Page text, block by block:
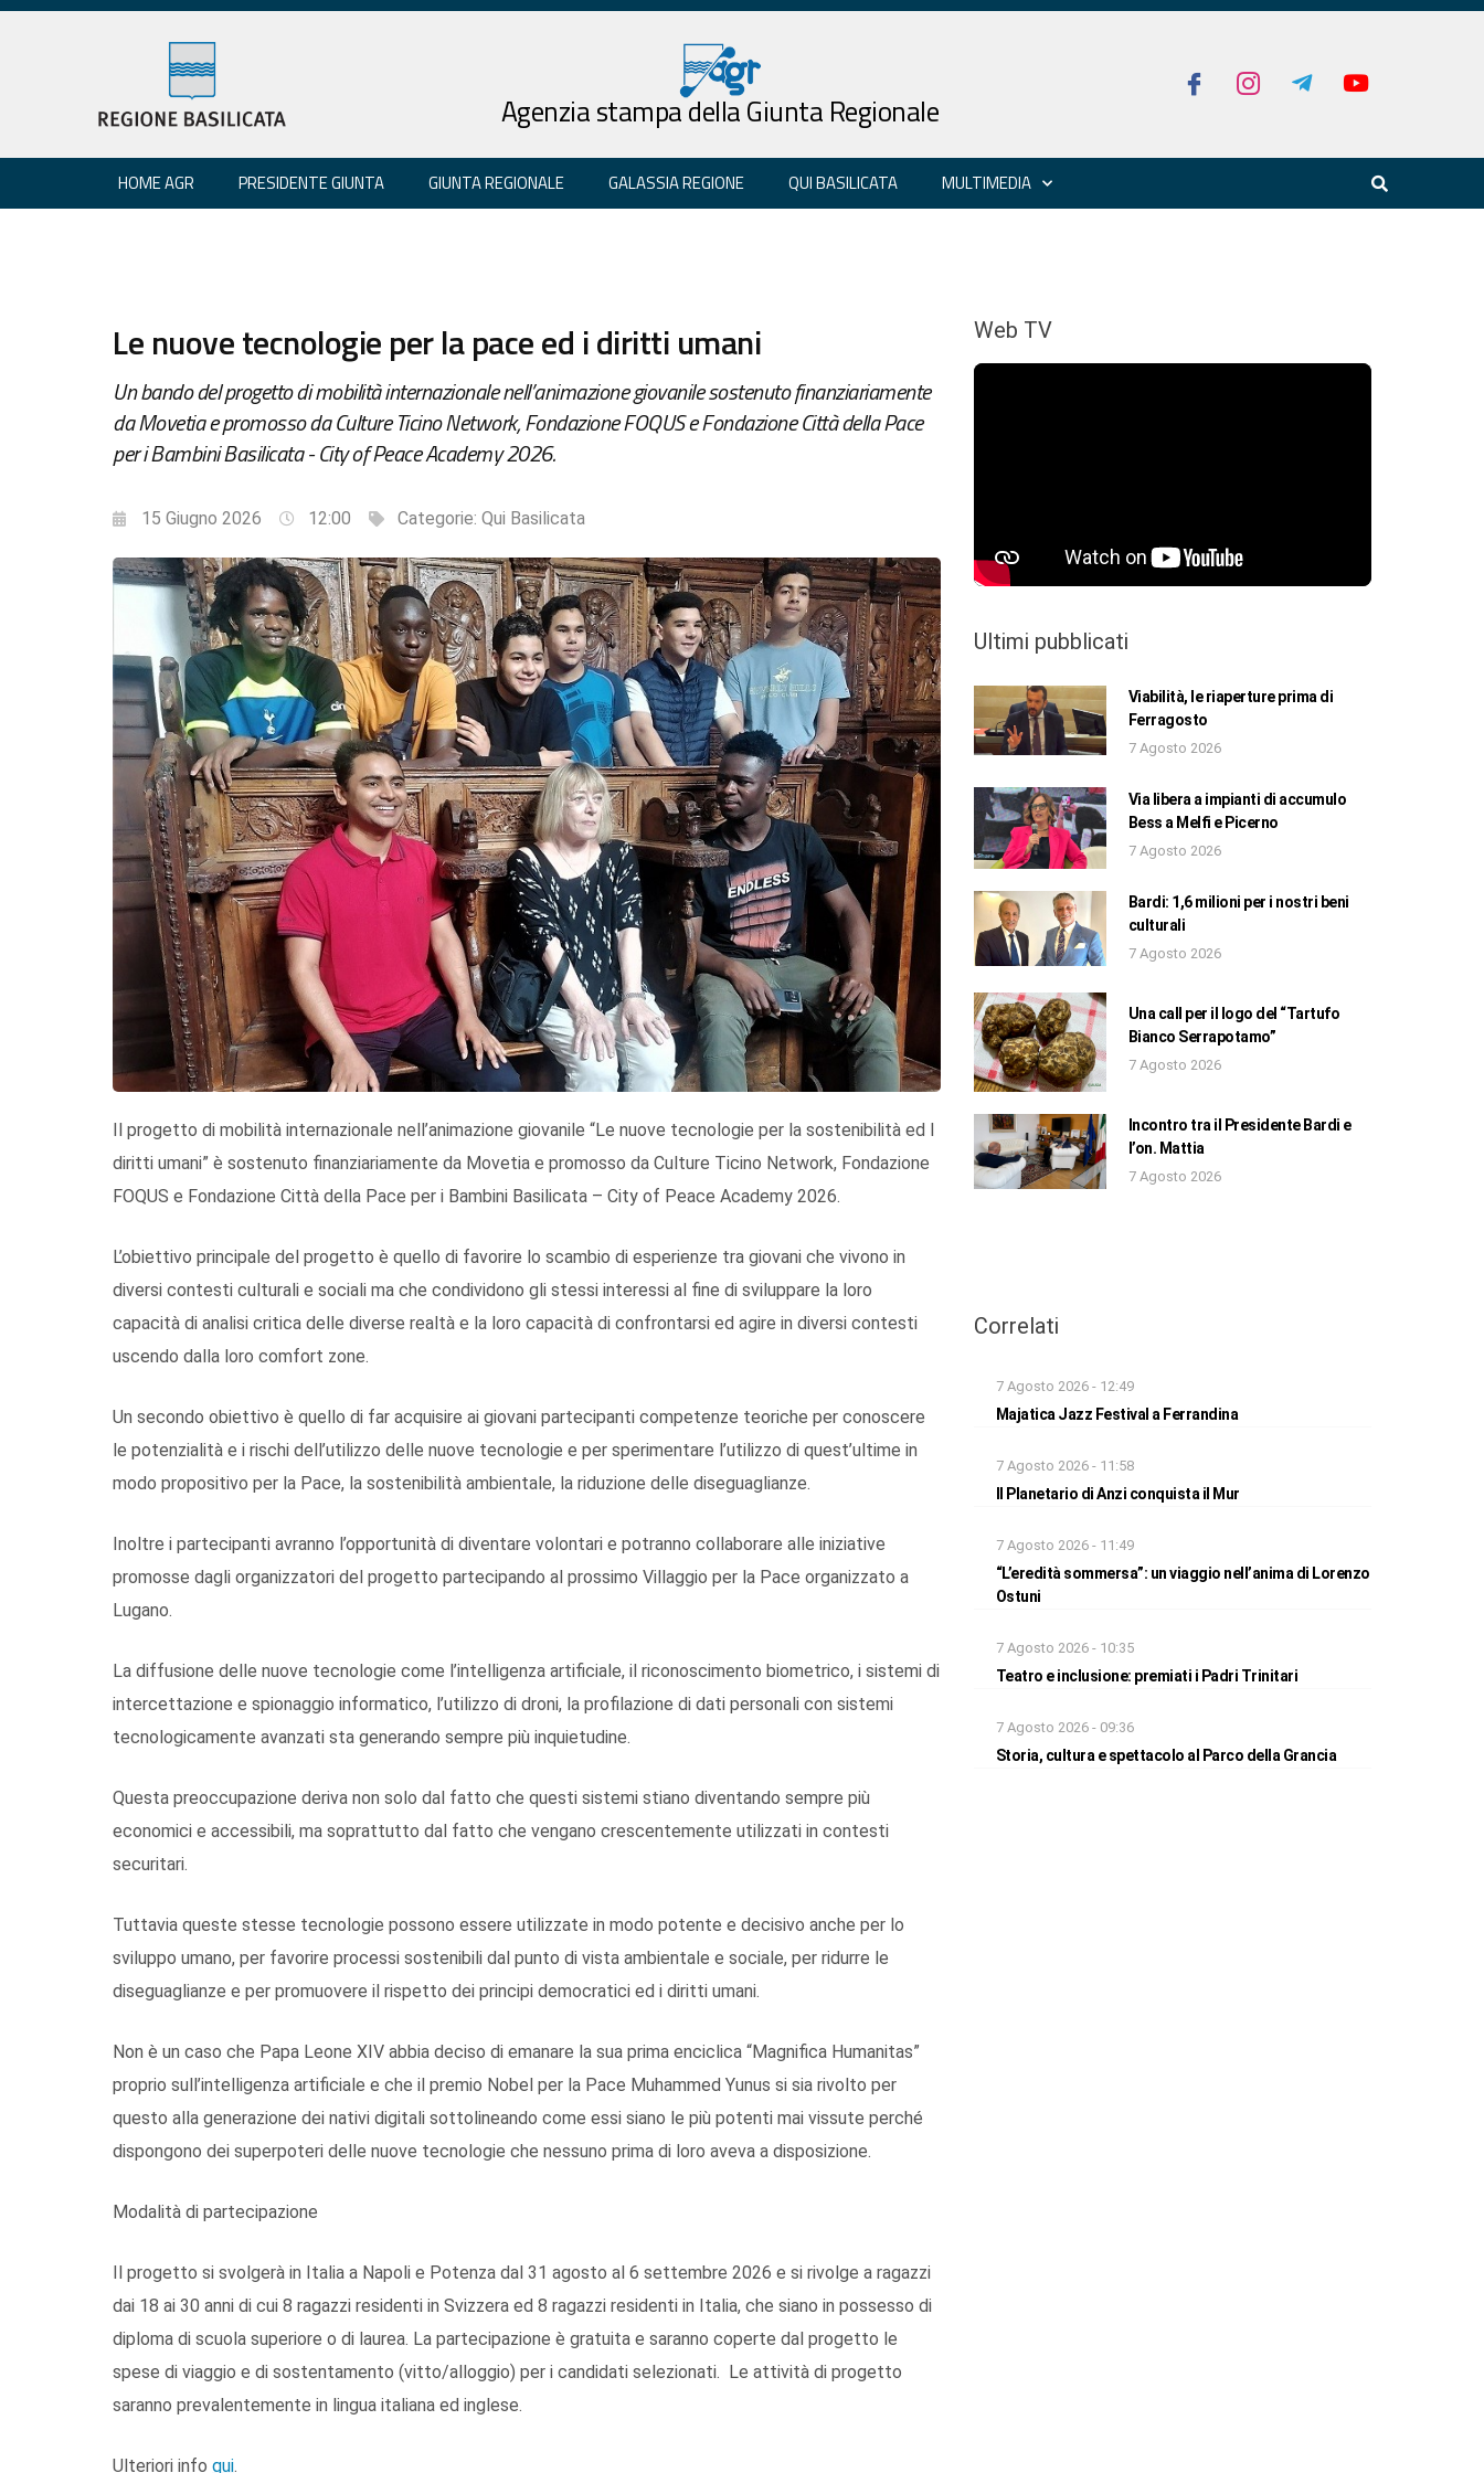
Agenzia stampa della Giunta Regionale
HOME AGR PRESIDENTE GIUNTA GIUNTA REGIONALE GALASSIA REGIONE QUI BASILICATA MULTIMEDIA
Le nuove tecnologie per la pace ed i diritti umani
Un bando del progetto di mobilità internazionale nell’animazione giovanile sostenuto finanziariamente
da Movetia e promosso da Culture Ticino Network, Fondazione FOQUS e Fondazione Città della Pace
per i Bambini Basilicata - City of Peace Academy 2026.
15 Giugno 2026 12:00 Categorie: Qui Basilicata
Il progetto di mobilità internazionale nell’animazione giovanile “Le nuove tecnologie per la sostenibilità ed I
diritti umani” è sostenuto finanziariamente da Movetia e promosso da Culture Ticino Network, Fondazione
FOQUS e Fondazione Città della Pace per i Bambini Basilicata – City of Peace Academy 2026.
L’obiettivo principale del progetto è quello di favorire lo scambio di esperienze tra giovani che vivono in
diversi contesti culturali e sociali ma che condividono gli stessi interessi al fine di sviluppare la loro
capacità di analisi critica delle diverse realtà e la loro capacità di confrontarsi ed agire in diversi contesti
uscendo dalla loro comfort zone.
Un secondo obiettivo è quello di far acquisire ai giovani partecipanti competenze teoriche per conoscere
le potenzialità e i rischi dell’utilizzo delle nuove tecnologie e per sperimentare l’utilizzo di quest’ultime in
modo propositivo per la Pace, la sostenibilità ambientale, la riduzione delle diseguaglianze.
Inoltre i partecipanti avranno l’opportunità di diventare volontari e potranno collaborare alle iniziative
promosse dagli organizzatori del progetto partecipando al prossimo Villaggio per la Pace organizzato a
Lugano.
La diffusione delle nuove tecnologie come l’intelligenza artificiale, il riconoscimento biometrico, i sistemi di
intercettazione e spionaggio informatico, l’utilizzo di droni, la profilazione di dati personali con sistemi
tecnologicamente avanzati sta generando sempre più inquietudine.
Questa preoccupazione deriva non solo dal fatto che questi sistemi stiano diventando sempre più
economici e accessibili, ma soprattutto dal fatto che vengano crescentemente utilizzati in contesti
securitari.
Tuttavia queste stesse tecnologie possono essere utilizzate in modo potente e decisivo anche per lo
sviluppo umano, per favorire processi sostenibili dal punto di vista ambientale e sociale, per ridurre le
diseguaglianze e per promuovere il rispetto dei principi democratici ed i diritti umani.
Non è un caso che Papa Leone XIV abbia deciso di emanare la sua prima enciclica “Magnifica Humanitas”
proprio sull’intelligenza artificiale e che il premio Nobel per la Pace Muhammed Yunus si sia rivolto per
questo alla generazione dei nativi digitali sottolineando come essi siano le più potenti mai vissute perché
dispongono dei superpoteri delle nuove tecnologie che nessuno prima di loro aveva a disposizione.
Modalità di partecipazione
Il progetto si svolgerà in Italia a Napoli e Potenza dal 31 agosto al 6 settembre 2026 e si rivolge a ragazzi
dai 18 ai 30 anni di cui 8 ragazzi residenti in Svizzera ed 8 ragazzi residenti in Italia, che siano in possesso di
diploma di scuola superiore o di laurea. La partecipazione è gratuita e saranno coperte dal progetto le
spese di viaggio e di sostentamento (vitto/alloggio) per i candidati selezionati. Le attività di progetto
saranno prevalentemente in lingua italiana ed inglese.
Ulteriori info qui.
Web TV
Ultimi pubblicati
Viabilità, le riaperture prima di
Ferragosto
7 Agosto 2026
Via libera a impianti di accumulo
Bess a Melfi e Picerno
7 Agosto 2026
Bardi: 1,6 milioni per i nostri beni
culturali
7 Agosto 2026
Una call per il logo del “Tartufo
Bianco Serrapotamo”
7 Agosto 2026
Incontro tra il Presidente Bardi e
l’on. Mattia
7 Agosto 2026
Correlati
7 Agosto 2026 - 12:49
Majatica Jazz Festival a Ferrandina
7 Agosto 2026 - 11:58
Il Planetario di Anzi conquista il Mur
7 Agosto 2026 - 11:49
“L’eredità sommersa”: un viaggio nell’anima di Lorenzo
Ostuni
7 Agosto 2026 - 10:35
Teatro e inclusione: premiati i Padri Trinitari
7 Agosto 2026 - 09:36
Storia, cultura e spettacolo al Parco della Grancia